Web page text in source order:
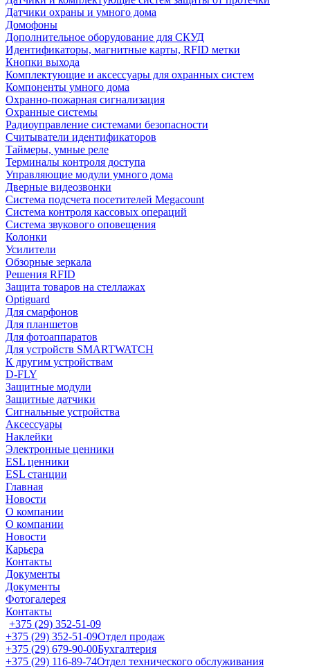
Датчики охраны и умного дома
Домофоны
Дополнительное оборудование для СКУД
Идентификаторы, магнитные карты, RFID метки
Кнопки выхода
Комплектующие и аксессуары для охранных систем
Компоненты умного дома
Охранно-пожарная сигнализация
Охранные системы
Радиоуправление системами безопасности
Считыватели идентификаторов
Таймеры, умные реле
Терминалы контроля доступа
Управляющие модули умного дома
Дверные видеозвонки
Система подсчета посетителей Megacount
Система контроля кассовых операций
Система звукового оповещения
Колонки
Усилители
Обзорные зеркала
Решения RFID
Защита товаров на стеллажах
Optiguard
Для смарфонов
Для планшетов
Для фотоаппаратов
Для устройств SMARTWATCH
К другим устройствам
D-FLY
Защитные модули
Защитные датчики
Сигнальные устройства
Аксессуары
Наклейки
Электронные ценники
ESL ценники
ESL станции
Главная
Новости
О компании
О компании
Новости
Карьера
Контакты
Документы
Документы
Фотогалерея
Контакты
+375 (29) 352-51-09
+375 (29) 352-51-09Отдел продаж
+375 (29) 679-90-00Бухгалтерия
+375 (29) 116-89-74Отдел технического обслуживания